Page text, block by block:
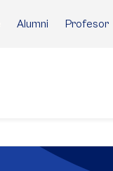
Alumni Profesor